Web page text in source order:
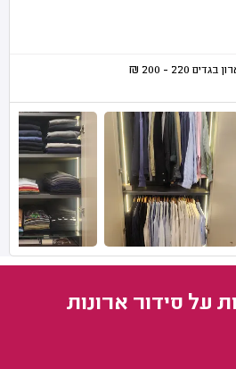
בגדים 220 - 200
₪
על סידור ארונות